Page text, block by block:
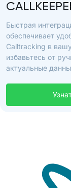
Быстрая
обеспечивает
Calltracking в
избавьтесь от
актуальные